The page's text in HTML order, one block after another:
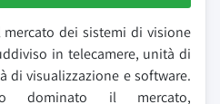
dei sistemi di visione
in telecamere, unità di
visualizzazione e software.
dominato il mercato,